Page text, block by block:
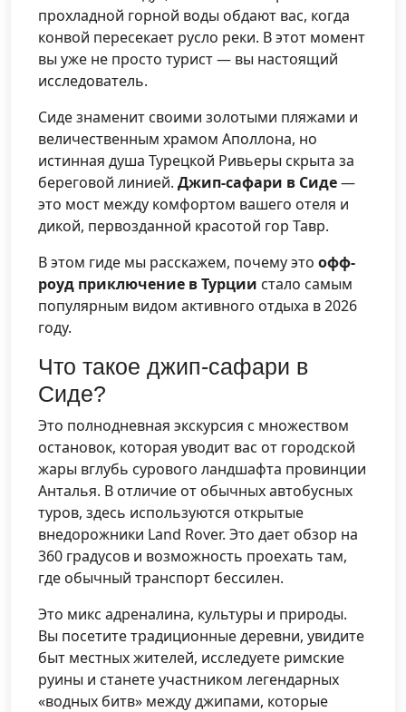
прохладной горной воды обдают вас, когда
конвой пересекает русло реки. В этот момент
вы уже не просто турист — вы настоящий
исследователь.
Сиде знаменит своими золотыми пляжами и
величественным храмом Аполлона, но
истинная душа Турецкой Ривьеры скрыта за
береговой линией. Джип-сафари в Сиде—
это мост между комфортом вашего отеля и
дикой, первозданной красотой гор Тавр.
В этом гиде мы расскажем, почему это офф-
роуд приключение в Турции стало самым
популярным видом активного отдыха в 2026
году.
Что такое джип-сафари в
Сиде?
Это полнодневная экскурсия с множеством
остановок, которая уводит вас от городской
жары вглубь сурового ландшафта провинции
Анталья. В отличие от обычных автобусных
туров, здесь используются открытые
внедорожники Land Rover. Это дает обзор на
360 градусов и возможность проехать там,
где обычный транспорт бессилен.
Это микс адреналина, культуры и природы.
Вы посетите традиционные деревни, увидите
быт местных жителей, исследуете римские
руины и станете участником легендарных
«водных битв» между джипами, которые